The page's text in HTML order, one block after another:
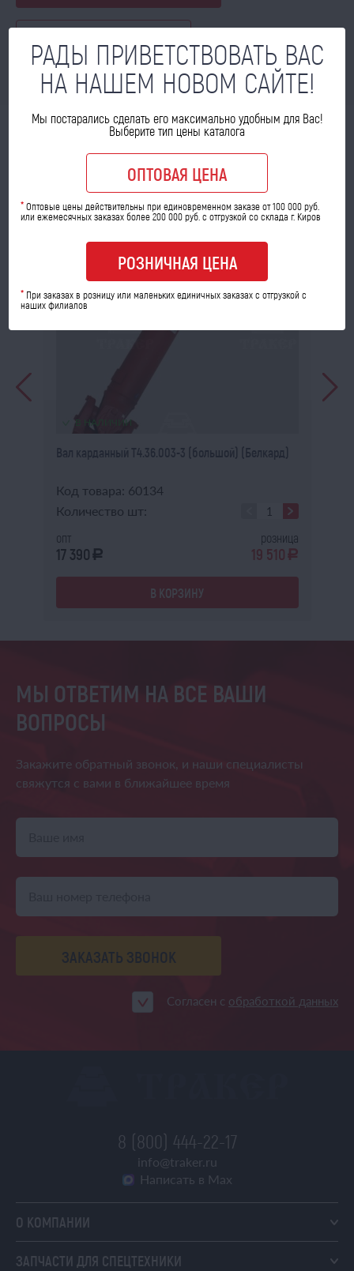
В ИЗБРАННОЕ
МОЖЕТ ПРИГОДИТЬСЯ
В НАЛИЧИИ
Вал карданный Т4.36.003-3 (большой) (Белкард)
Код товара: 60134
Количество шт:
опт
17 390 a
розница
19 510 a
В КОРЗИНУ
МЫ ОТВЕТИМ НА ВСЕ ВАШИ
ВОПРОСЫ
Закажите обратный звонок, и наши специалисты
свяжутся с вами в ближайшее время
ЗАКАЗАТЬ ЗВОНОК
Согласен с обработкой данных
8 (800) 444-22-17
info@traker.ru
Написать в Max
О КОМПАНИИ
ЗАПЧАСТИ ДЛЯ СПЕЦТЕХНИКИ
РАДЫ ПРИВЕТСТВОВАТЬ ВАС
НА НАШЕМ НОВОМ САЙТЕ!
Мы постарались сделать его максимально удобным для Вас!
Выберите тип цены каталога
ОПТОВАЯ ЦЕНА
*Оптовые цены действительны при единовременном заказе от 100 000 руб.
или ежемесячных заказах более 200 000 руб. с отгрузкой со склада г. Киров
РОЗНИЧНАЯ ЦЕНА
* При заказах в розницу или маленьких единичных заказах с отгрузкой с
наших филиалов